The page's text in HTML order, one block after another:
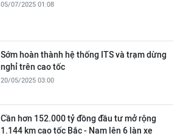
05/07/2025 01:08
Sớm hoàn thành hệ thống ITS và trạm dừng
nghỉ trên cao tốc
20/05/2025 03:00
Cần hơn 152.000 tỷ đồng đầu tư mở rộng
1.144 km cao tốc Bắc - Nam lên 6 làn xe